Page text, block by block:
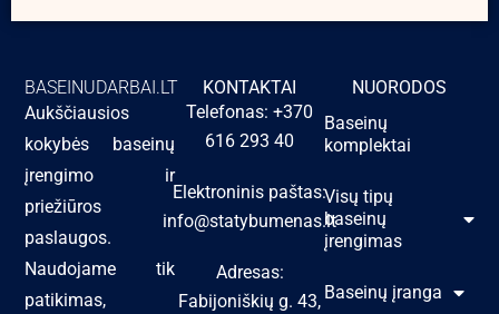
BASEINUDARBAI.LT
Aukščiausios
kokybės baseinų
įrengimo ir
priežiūros
paslaugos.
Naudojame tik
patikimas,
KONTAKTAI
Telefonas: +370
616 293 40
Elektroninis paštas:
info@statybumenas.lt
Adresas:
Fabijoniškių g. 43,
NUORODOS
Baseinų
komplektai
Visų tipų
baseinų
įrengimas
Baseinų įranga